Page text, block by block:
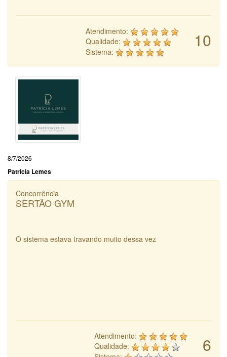
10
Atendimento:
Qualidade:
Sistema:
8/7/2026
Patricia Lemes
Concorrência
SERTÃO GYM
O sistema estava travando muito dessa vez
6
Atendimento:
Qualidade: